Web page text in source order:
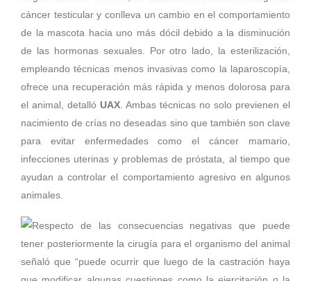
cáncer testicular y conlleva un cambio en el comportamiento
de la mascota hacia uno más dócil debido a la disminución
de las hormonas sexuales. Por otro lado, la esterilización,
empleando técnicas menos invasivas como la laparoscopía,
ofrece una recuperación más rápida y menos dolorosa para
el animal, detalló UAX . Ambas técnicas no solo previenen el
nacimiento de crías no deseadas sino que también son clave
para evitar enfermedades como el cáncer mamario,
infecciones uterinas y problemas de próstata, al tiempo que
ayudan a controlar el comportamiento agresivo en algunos
animales.